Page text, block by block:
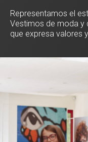
Representamos el
Vestimos de moda y
que expresa valores